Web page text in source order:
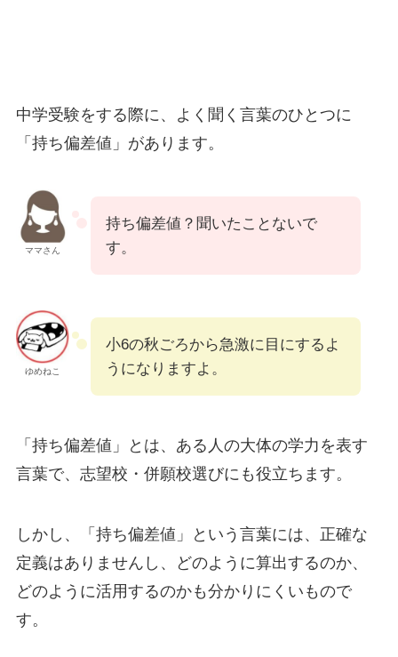
中学受験をする際に、よく聞く言葉のひとつに
「持ち偏差値」があります。
ママさん
持ち偏差値？聞いたことないで
す。
ゆめねこ
小6の秋ごろから急激に目にするよ
うになりますよ。
「持ち偏差値」とは、ある人の大体の学力を表す
言葉で、志望校・併願校選びにも役立ちます。
しかし、「持ち偏差値」という言葉には、正確な
定義はありませんし、どのように算出するのか、
どのように活用するのかも分かりにくいもので
す。